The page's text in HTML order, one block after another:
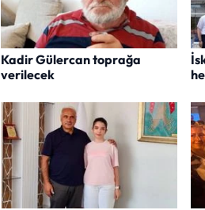
Kadir Gülercan toprağa
verilecek